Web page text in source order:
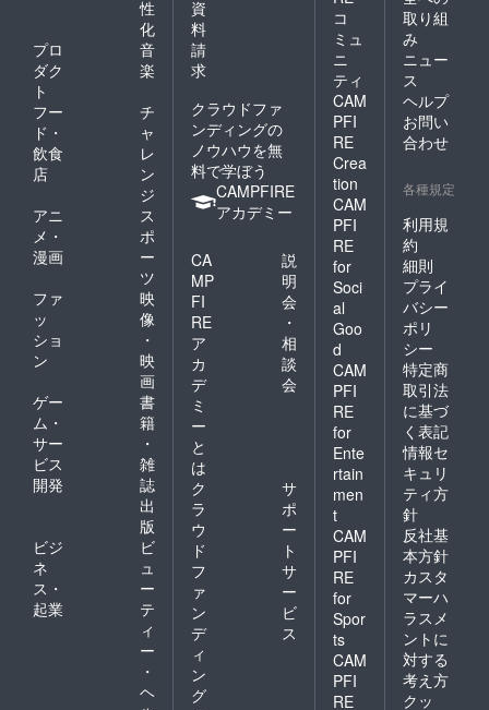
性
化
プロ
ダク
ト
音
楽
フー
ド・
飲食
店
チ
ャ
レ
ン
ジ
アニ
メ・
漫画
ス
ポ
ー
ツ
ファ
ッ
ショ
ン
映
像
・
映
画
ゲー
ム・
サー
ビス
開発
書
籍
・
雑
誌
出
版
ビジ
ネ
ス・
起業
ビ
ュ
ー
テ
ィ
ー
・
ヘ
資
料
請
求
クラウドファ
ンディングの
ノウハウを無
料で学ぼう
CAMPFIRE
アカデミー
CA
MP
FI
RE
ア
カ
デ
ミ
ー
と
は
説
明
会
・
相
談
会
ク
ラ
ウ
ド
フ
ァ
ン
デ
ィ
ン
グ
サ
ポ
ー
ト
サ
ー
ビ
ス
コ
ミュ
ニ
ティ
CAM
PFI
RE
Crea
tion
CAM
PFI
RE
for
Soci
al
Goo
d
CAM
PFI
RE
for
Ente
rtain
men
t
CAM
PFI
RE
for
Spor
ts
CAM
PFI
RE
取り組
み
ニュー
ス
ヘルプ
お問い
合わせ
各種規定
利用規
約
細則
プライ
バシー
ポリ
シー
特定商
取引法
に基づ
く表記
情報セ
キュリ
ティ方
針
反社基
本方針
カスタ
マーハ
ラスメ
ントに
対する
考え方
クッ